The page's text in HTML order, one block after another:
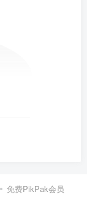
免费PikPak会员